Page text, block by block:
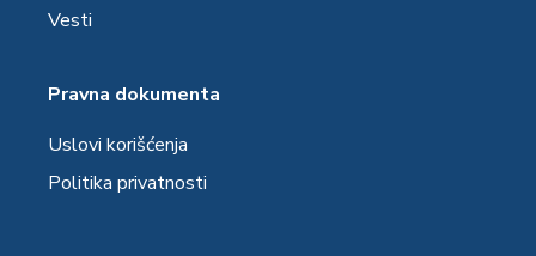
Vesti
Pravna dokumenta
Uslovi korišćenja
Politika privatnosti